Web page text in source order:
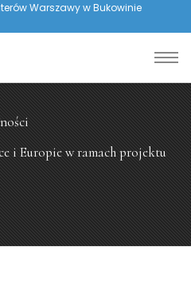
Warszawy w Bukowinie
i Europie w ramach projektu